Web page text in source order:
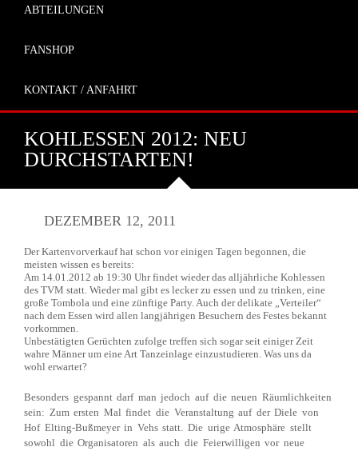
ABTEILUNGEN
FANSHOP
KONTAKT / ANFAHRT
KOHLESSEN 2012: NEU
DURCHSTARTEN!
DEZEMBER 12, 2011
Der Kartenvorverkauf hat schon vor einigen Tagen begonnen, die
meisten wissen es bereits:
Am 14.01.2012 ab 19:30 Uhr findet wieder das alljährliche Kohlessen
des TVM statt. Wieder mal gibt es lecker zu essen und zu trinken, eine
große Tombola und eine zünftige Party. Auch der delikate „Verteiler“
nach dem Essen wird allen langjährigen Besuchern des Festes bekannt
vorkommen.
Unbestätigten Gerüchten zufolge treffen sich sogar seit einiger Zeit
wahre Männer um eine Art Tanzeinlage einzustudieren. Was uns da
wohl erwartet?
Besonders gespannt darf man jedoch auf die neuen Räumlichkeiten
sein: Zum ersten Mal findet die Veranstaltung auf der Diele von
Hof Elting-Bußmeyer in Vehs statt. Die urige Atmosphäre stellt
sowohl die Organisatoren als auch die Feierwilligen vor neue